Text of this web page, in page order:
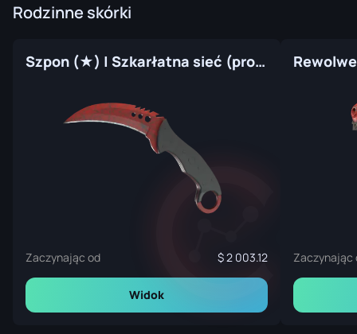
Rodzinne skórki
Szpon (★) | Szkarłatna sieć (prosto z fabryki)
Zaczynając od 2 003.12
Widok
Zaczynając